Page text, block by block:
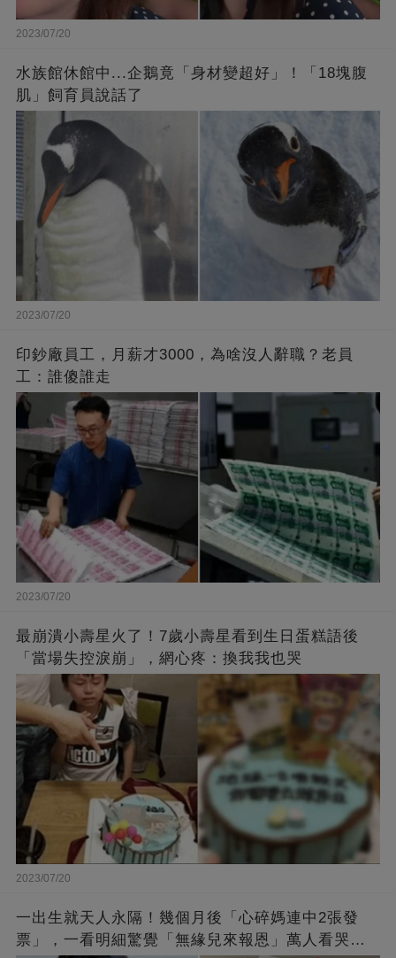
2023/07/20
水族館休館中...企鵝竟「身材變超好」！「18塊腹
肌」飼育員說話了
2023/07/20
印鈔廠員工，月薪才3000，為啥沒人辭職？老員
工：誰傻誰走
2023/07/20
最崩潰小壽星火了！7歲小壽星看到生日蛋糕語後
「當場失控淚崩」，網心疼：換我我也哭
2023/07/20
一出生就天人永隔！幾個月後「心碎媽連中2張發
票」，一看明細驚覺「無緣兒來報恩」萬人看哭：